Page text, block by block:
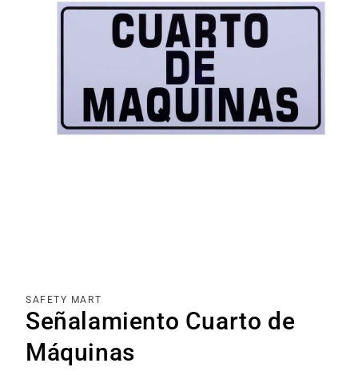
una
ventana
modal
SAFETY MART
Señalamiento Cuarto de
Máquinas